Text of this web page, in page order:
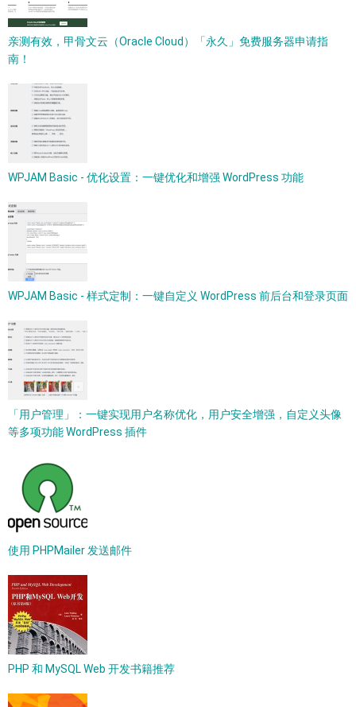
亲测有效，甲骨文云（Oracle Cloud）「永久」免费服务器申请指
南！
WPJAM Basic - 优化设置：一键优化和增强 WordPress 功能
WPJAM Basic - 样式定制：一键自定义 WordPress 前后台和登录页面
「用户管理」：一键实现用户名称优化，用户安全增强，自定义头像
等多项功能 WordPress 插件
使用 PHPMailer 发送邮件
PHP 和 MySQL Web 开发书籍推荐